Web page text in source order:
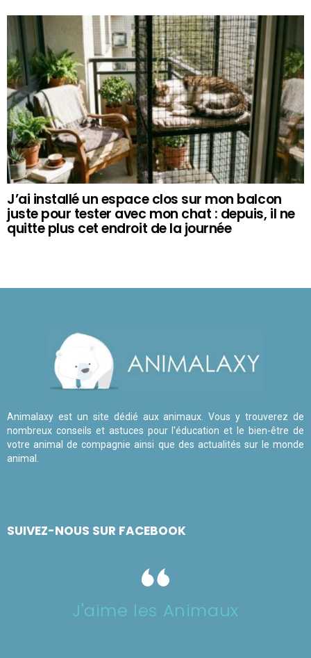
J’ai installé un espace clos sur mon balcon
juste pour tester avec mon chat : depuis, il ne
quitte plus cet endroit de la journée
Animalaxy est un site dédié aux animaux. Vous y trouverez de
nombreux conseils et astuces pour l'éducation et le bien-être de
votre animal de compagnie ainsi que des actualités sur le monde
animal.
SUIVEZ-NOUS SUR FACEBOOK
J'aime les Animaux